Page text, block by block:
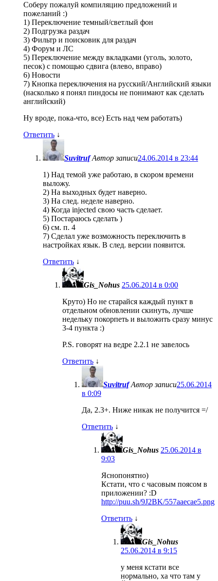
Соберу пожалуй компиляцию предложений и
пожеланий :)
1) Переключение темный/светлый фон
2) Подгрузка раздач
3) Фильтр и поисковик для раздач
4) Форум и ЛС
5) Переключение между вкладками (уголь, золото,
песок) с помощью сдвига (влево, вправо)
6) Новости
7) Кнопка переключения на русский/Английский языки
(насколько я понял пиндосы не понимают как сделать
английский)
Ну вроде, пока-что, все) Есть над чем работать)
Ответить ↓
Suvitruf Автор записи24.06.2014 в 23:44
1) Над темой уже работаю, в скором времени
выложу.
2) На выходных будет наверно.
3) На след. неделе наверно.
4) Когда injected свою часть сделает.
5) Постараюсь сделать )
6) см. п. 4
7) Сделал уже возможность переключить в
настройках язык. В след. версии появится.
Ответить ↓
Gis_Nohus 25.06.2014 в 0:00
Круто) Но не старайся каждый пункт в
отдельном обновлении скинуть, лучше
недельку покорпеть и выложить сразу минус
3-4 пункта :)
P.S. говорят на ведре 2.2.1 не завелось
Ответить ↓
Suvitruf Автор записи25.06.2014
в 0:09
Да, 2.3+. Ниже никак не получится =/
Ответить ↓
Gis_Nohus 25.06.2014 в
9:03
Яснопонятно)
Кстати, что с часовым поясом в
приложении? :D
http://puu.sh/9J2BK/557aaecae5.png
Ответить ↓
Gis_Nohus
25.06.2014 в 9:15
у меня кстати все
нормально, ха что там у